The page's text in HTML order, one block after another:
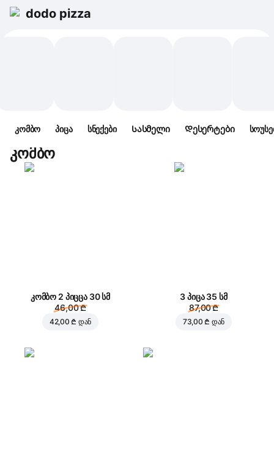
dodo pizza
კომბო პიცა სნექები Სასმელი Დესერტები
კომბო
კომბო 2 პიცცა 30 სმ
46,00 ₾
42,00 ₾ დან
3 პიცა 35 სმ
87,00 ₾
73,00 ₾ დან